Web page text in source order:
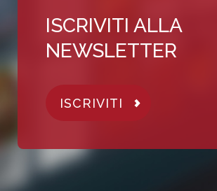
ISCRIVITI ALLA
NEWSLETTER
ISCRIVITI